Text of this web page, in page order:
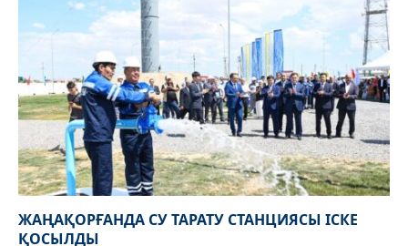
ЖАҢАҚОРҒАНДА СУ ТАРАТУ СТАНЦИЯСЫ ІСКЕ
ҚОСЫЛДЫ